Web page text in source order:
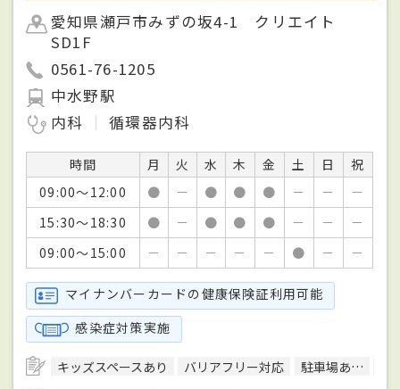
愛知県瀬戸市みずの坂4-1 クリエイト
SD1F
0561-76-1205
中水野駅
内科
循環器内科
時間 月 火 水 木 金 土 日
祝
09:00～12:00
● － ● ● ● － －
－
15:30～18:30
● － ● ● ● － －
－
09:00～15:00
－ － － － － ● － －
マイナンバーカードの健康保険証利用可能
感染症対策実施
キッズスペースあり バリアフリー対応 駐車場あり